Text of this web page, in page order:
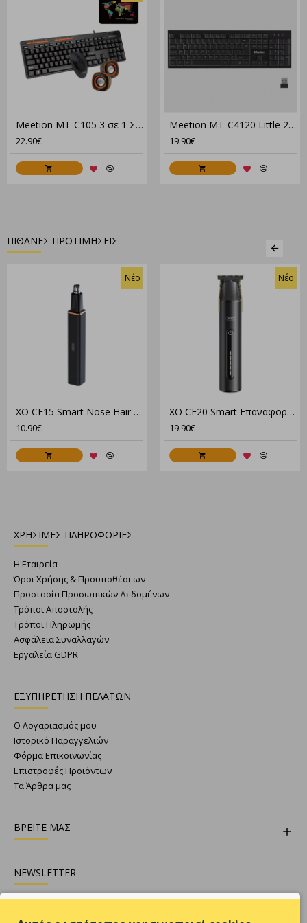
Meetion MT-C105 3 σε 1 Σέτ Γραφείου Σε Μαύρο Χρώμα
22.90€
Meetion MT-C4120 Little 2.4G Ασύρματο Combo
19.90€
ΠΙΘΑΝΕΣ ΠΡΟΤΙΜΗΣΕΙΣ
Νέο
XO CF15 Smart Nose Hair Trimmer
10.90€
Νέο
XO CF20 Smart Επαναφορτιζόμενη Κουρευτική Μηχανή
19.90€
ΧΡΗΣΙΜΕΣ ΠΛΗΡΟΦΟΡΙΕΣ
Η Εταιρεία
Όροι Χρήσης & Προυποθέσεων
Προστασία Προσωπικών Δεδομένων
Τρόποι Αποστολής
Τρόποι Πληρωμής
Ασφάλεια Συναλλαγών
Εργαλεία GDPR
ΕΞΥΠΗΡΕΤΗΣΗ ΠΕΛΑΤΩΝ
Ο Λογαριασμός μου
Ιστορικό Παραγγελιών
Φόρμα Επικοινωνίας
Επιστροφές Προιόντων
Τα Άρθρα μας
ΒΡΕΙΤΕ ΜΑΣ
NEWSLETTER
Θες να είσαι ενήμερος για όλες τις προσφορές ;